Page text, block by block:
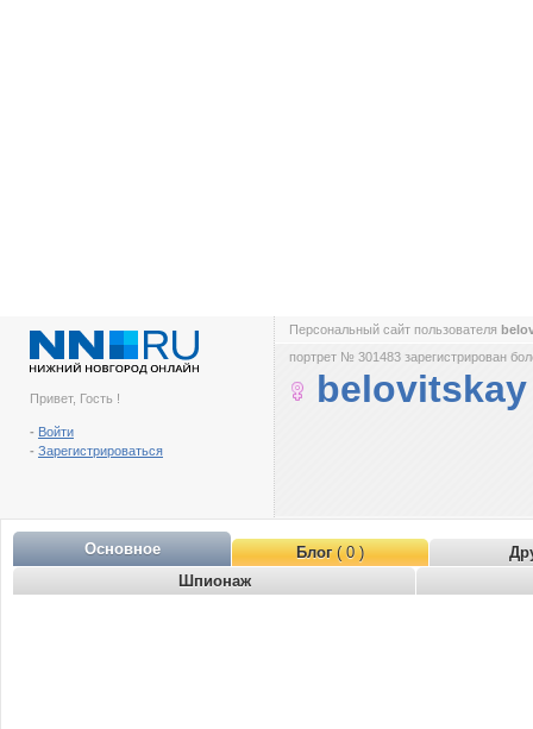
Привет, Гость !
- Войти
- Зарегистрироваться
Персональный сайт пользователя
портрет № 301483 зарегистрирован
belovitskay
Основное Блог( 0 )
Шпионаж